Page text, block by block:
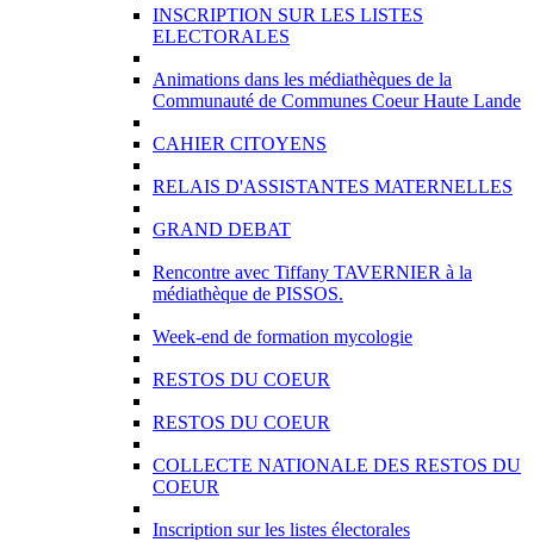
INSCRIPTION SUR LES LISTES
ELECTORALES
Animations dans les médiathèques de la
Communauté de Communes Coeur Haute Lande
CAHIER CITOYENS
RELAIS D'ASSISTANTES MATERNELLES
GRAND DEBAT
Rencontre avec Tiffany TAVERNIER à la
médiathèque de PISSOS.
Week-end de formation mycologie
RESTOS DU COEUR
RESTOS DU COEUR
COLLECTE NATIONALE DES RESTOS DU
COEUR
Inscription sur les listes électorales